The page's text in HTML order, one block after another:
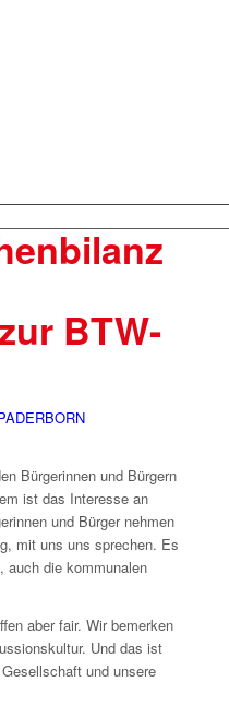
BTW-
Bürgerinnen und Bürgern
ist das Interesse an
und Bürger nehmen
mit uns uns sprechen. Es
auch die kommunalen
aber fair. Wir bemerken
Und das ist
und unsere